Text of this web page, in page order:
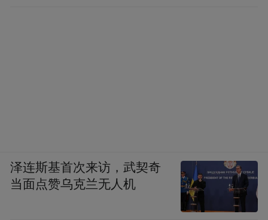
泽连斯基首次来访，武契奇
当面点赞乌克兰无人机